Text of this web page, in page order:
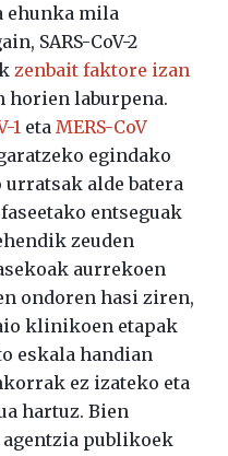
ehunka mila
SARS-CoV-2
zenbait faktore izan
horien laburpena.
1 eta MERS-CoV
egindako
alde batera
entseguak
zeuden
aurrekoen
ondoren hasi ziren,
klinikoen etapak
eskala handian
ez izateko eta
hartuz. Bien
publikoek